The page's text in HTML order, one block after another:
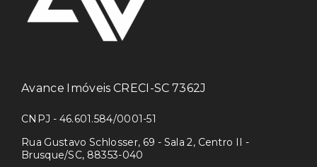
Avance Imóveis CRECI-SC 7362J
CNPJ - 46.601.584/0001-51
Rua Gustavo Schlosser, 69 - Sala 2, Centro II -
Brusque/SC, 88353-040